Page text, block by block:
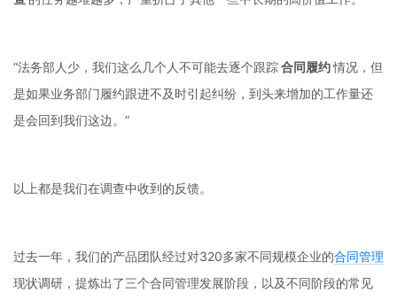
“法务部人少，我们这么几个人不可能去逐个跟踪合同履约情况，但
是如果业务部门履约跟进不及时引起纠纷，到头来增加的工作量还
是会回到我们这边。”
以上都是我们在调查中收到的反馈。
过去一年，我们的产品团队经过对320多家不同规模企业的合同管理
现状调研，提炼出了三个合同管理发展阶段，以及不同阶段的常见